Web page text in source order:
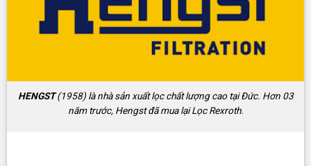
HENGST(1958) là nhà sản xuất lọc chất lượng cao tại Đức. Hơn 03
năm trước, Hengst đã mua lại Lọc Rexroth.